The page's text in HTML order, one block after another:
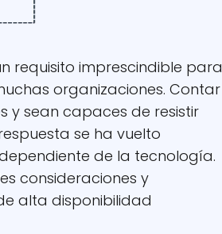
requisito imprescindible para
organizaciones. Contar
y sean capaces de resistir
se ha vuelto
de la tecnología.
consideraciones y
alta disponibilidad